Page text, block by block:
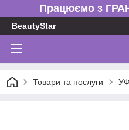
Працюємо з
BeautyStar
Товари та послуги УФ